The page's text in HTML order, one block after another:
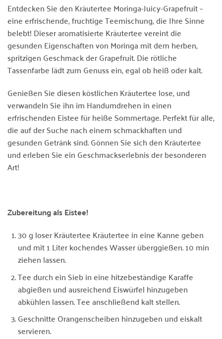
Entdecken Sie den Kräutertee Moringa-Juicy-Grapefruit –
eine erfrischende, fruchtige Teemischung, die Ihre Sinne
belebt! Dieser aromatisierte Kräutertee vereint die
gesunden Eigenschaften von Moringa mit dem herben,
spritzigen Geschmack der Grapefruit. Die rötliche
Tassenfarbe lädt zum Genuss ein, egal ob heiß oder kalt.
Genießen Sie diesen köstlichen Kräutertee lose, und
verwandeln Sie ihn im Handumdrehen in einen
erfrischenden Eistee für heiße Sommertage. Perfekt für alle,
die auf der Suche nach einem schmackhaften und
gesunden Getränk sind. Gönnen Sie sich den Kräutertee
und erleben Sie ein Geschmackserlebnis der besonderen
Art!
Zubereitung als Eistee!
30 g loser Kräutertee Kräutertee in eine Kanne geben
und mit 1 Liter kochendes Wasser überggießen. 10 min
ziehen lassen.
Tee durch ein Sieb in eine hitzebeständige Karaffe
abgießen und ausreichend Eiswürfel hinzugeben
abkühlen lassen. Tee anschließend kalt stellen.
Geschnitte Orangenscheiben hinzugeben und eiskalt
servieren.